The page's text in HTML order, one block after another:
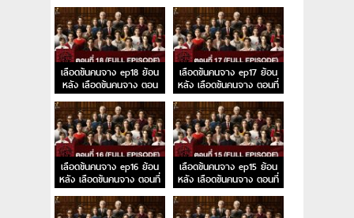
เลือดข้นคนจาง ep18 ย้อน
หลัง เลือดข้นคนจาง ตอน
จบ
เลือดข้นคนจาง ep17 ย้อน
หลัง เลือดข้นคนจาง ตอนที่
17
เลือดข้นคนจาง ep16 ย้อน
หลัง เลือดข้นคนจาง ตอนที่
16
เลือดข้นคนจาง ep15 ย้อน
หลัง เลือดข้นคนจาง ตอนที่
15